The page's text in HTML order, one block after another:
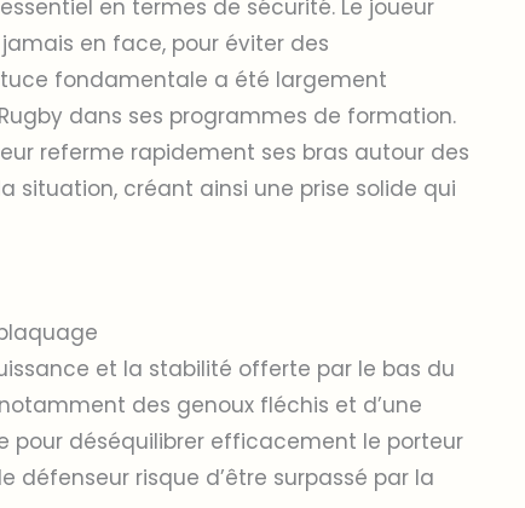
en termes de sécurité. Le joueur
en face, pour éviter des
fondamentale a été largement
dans ses programmes de formation.
referme rapidement ses bras autour des
situation, créant ainsi une prise solide qui
et la stabilité offerte par le bas du
des genoux fléchis et d’une
pour déséquilibrer efficacement le porteur
défenseur risque d’être surpassé par la